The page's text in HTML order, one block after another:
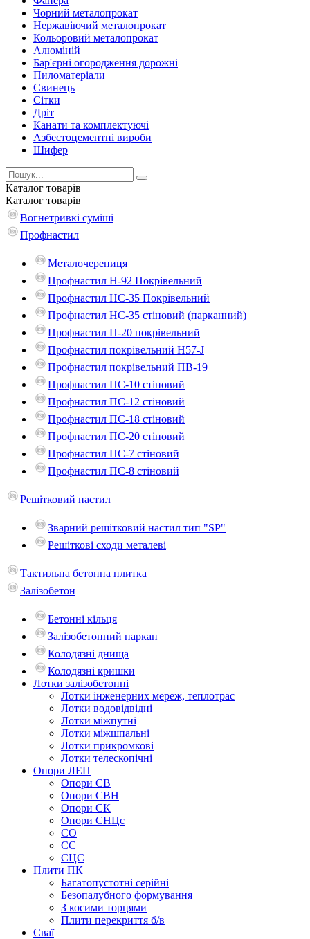
Чорний металопрокат
Нержавіючий металопрокат
Кольоровий металопрокат
Алюміній
Бар'єрні огородження дорожні
Пиломатеріали
Cвинець
Сітки
Дріт
Канати та комплектуючі
Азбестоцементні вироби
Шифер
Каталог товарів
Каталог товарів
Вогнетривкі суміші
Профнастил
Металочерепиця
Профнастил Н-92 Покрівельний
Профнастил НС-35 Покрівельний
Профнастил НС-35 стіновий (парканний)
Профнастил П-20 покрівельний
Профнастил покрівельний H57-J
Профнастил покрівельний ПВ-19
Профнастил ПС-10 стіновий
Профнастил ПС-12 стіновий
Профнастил ПС-18 стіновий
Профнастил ПС-20 стіновий
Профнастил ПС-7 стіновий
Профнастил ПС-8 стіновий
Решітковий настил
Зварний решітковий настил тип "SP"
Решіткові сходи металеві
Тактильна бетонна плитка
Залізобетон
Бетонні кільця
Залізобетонний паркан
Колодязні днища
Колодязні кришки
Лотки залізобетонні
Лотки інженерних мереж, теплотрас
Лотки водовідвідні
Лотки міжпутні
Лотки міжшпальні
Лотки прикромкові
Лотки телескопічні
Опори ЛЕП
Опори СВ
Опори СВН
Опори СК
Опори СНЦс
СО
СС
СЦС
Плити ПК
Багатопустотні серійні
Безопалубного формування
З косими торцями
Плити перекриття б/в
Сваї